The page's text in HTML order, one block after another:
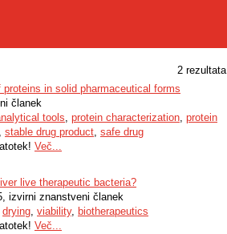
2 rezultata
in solid pharmaceutical forms
članek
tools, protein characterization, protein
, stable drug product, safe drug
Več...
live therapeutic bacteria?
izvirni znanstveni članek
drying, viability, biotherapeutics
Več...